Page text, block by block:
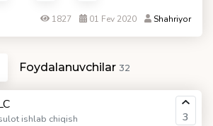
1827 01 Fev 2020 Shahriyor
Foydalanuvchilar 32
ishlab chiqish 3